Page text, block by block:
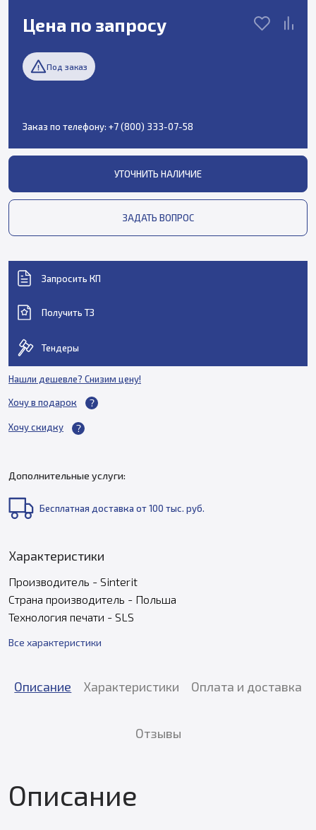
Цена по запросу
Под заказ
Заказ по телефону: +7 (800) 333-07-58
УТОЧНИТЬ НАЛИЧИЕ
ЗАДАТЬ ВОПРОС
Запросить КП
Получить ТЗ
Тендеры
Нашли дешевле? Снизим цену!
Хочу в подарок
Хочу скидку
Дополнительные услуги:
Бесплатная доставка от 100 тыс. руб.
Характеристики
Производитель - Sinterit
Страна производитель - Польша
Технология печати - SLS
Все характеристики
Описание Характеристики Оплата и доставка
Отзывы
Описание